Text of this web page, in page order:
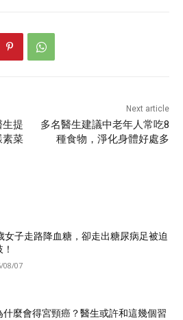
提
素菜
Next article
多名醫生建議中老年人常吃8
種食物，淨化身體好處多
女子走路降血糖，卻走出糖尿病足被迫
08/07
什麼會得宮頸癌？醫生或許和這幾個習